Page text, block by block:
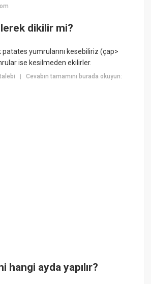
dikilir mi?
yumrularını kesebiliriz (çap>
ise kesilmeden ekilirler.
|Cevabın tamamını burada okuyun:
hangi ayda yapılır?